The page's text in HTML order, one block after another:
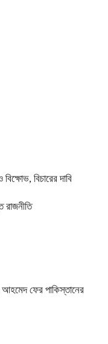
বিচারের দাবি
রাজনীতি
ফের পাকিস্তানের